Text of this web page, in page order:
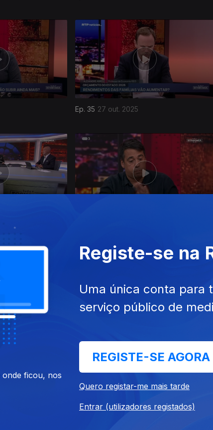
Ep. 35 27 out. 2025
onde ficou, nos
Registe-se na
Uma única conta para
serviço público de
REGISTE-SE AGORA
Quero registar-me mais tarde
Entrar (utilizadores registados)